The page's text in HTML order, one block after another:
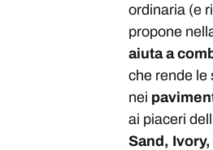
ordinaria (e
propone
aiuta a
che rende le
nei
ai piaceri
Sand,